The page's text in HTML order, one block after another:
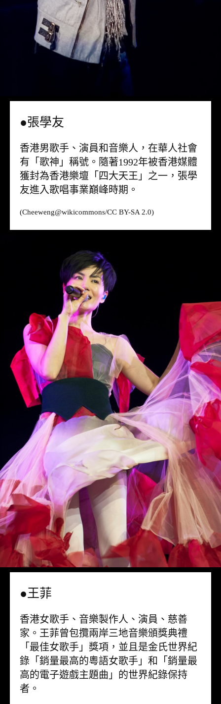
●張學友
香港男歌手、演員和音樂人，在華人社會
有「歌神」稱號。隨著1992年被香港媒體
獲封為香港樂壇「四大天王」之一，張學
友進入歌唱事業巔峰時期。
(Cheeweng@wikicommons/CC BY-SA 2.0)
●王菲
香港女歌手、音樂製作人、演員、慈善
家。王菲曾包攬兩岸三地音樂頒獎典禮
「最佳女歌手」獎項，並且是金氏世界紀
錄「銷量最高的粵語女歌手」和「銷量最
高的電子遊戲主題曲」的世界紀錄保持
者。